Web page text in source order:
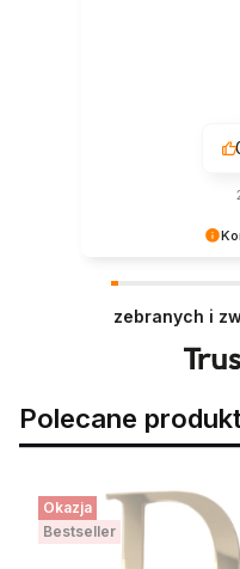
doświadczeniem.
takich klientów. Z
zebranych i
Polecane
Okazja
Bestseller